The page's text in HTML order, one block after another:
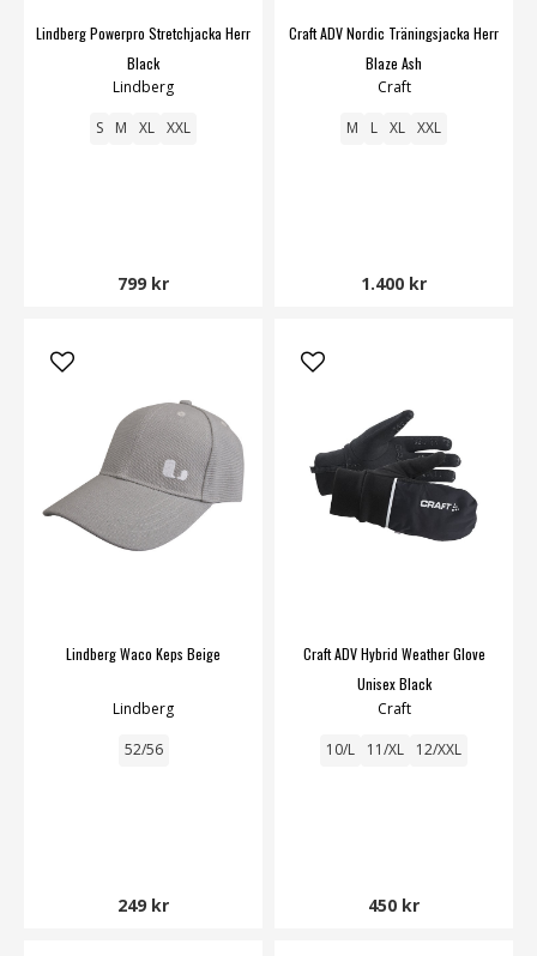
Lindberg Powerpro Stretchjacka Herr
Black
Lindberg
S M XL XXL
799 kr
Craft ADV Nordic Träningsjacka Herr
Blaze Ash
Craft
M L XL XXL
1.400 kr
Lindberg Waco Keps Beige
Lindberg
52/56
249 kr
Craft ADV Hybrid Weather Glove
Unisex Black
Craft
10/L 11/XL 12/XXL
450 kr